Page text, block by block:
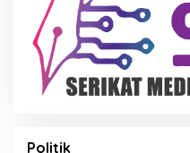
Politik